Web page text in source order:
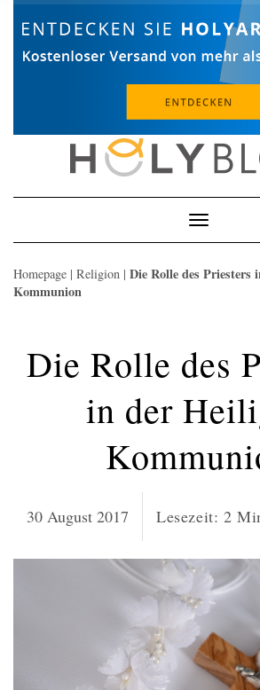
Toggle
Navigation
Homepage | Religion | Die Rolle des Priesters
Kommunion
Die Rolle des
in der
30 August 2017 Lesezeit: 2